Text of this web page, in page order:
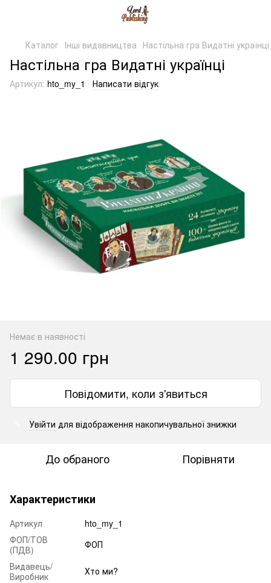
Каталог Інші видавництва Настільна гра Видатні українці
Настільна гра Видатні українці
Артикул: hto_my_1 Написати відгук
Немає в наявності
1 290.00 грн
Повідомити, коли з'явиться
Увійти для відображення накопичувальної знижки
До обраного Порівняти
Характеристики
Артикул
hto_my_1
ФОП/ТОВ
(ПДВ)
ФОП
Видавець/
Виробник
Хто ми?